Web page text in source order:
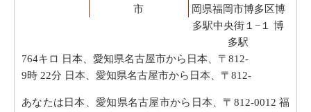
市
岡県福岡市博多区博
多駅中央街１−１ 博
多駅
764キロ 日本、愛知県名古屋市から日本、〒812-
9時 22分 日本、愛知県名古屋市から日本、〒812-
あなたは日本、愛知県名古屋市から日本、〒812-0012 福